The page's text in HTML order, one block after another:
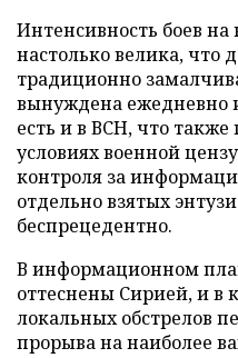
Интенсивность боев на
настолько велика, что
традиционно
вынуждена ежедневно
есть и в ВСН, что также
условиях военной
контроля за
отдельно взятых
беспрецедентно.
В информационном
оттеснены Сирией, и в
локальных обстрелов
прорыва на наиболее